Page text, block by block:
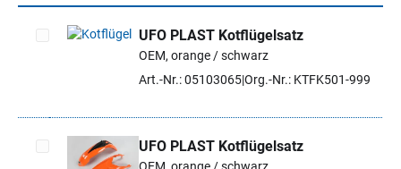
Artikel auswählen
UFO PLAST Kotflügelsatz
OEM, orange / schwarz
Art.-Nr.: 05103065Org.-Nr.: KTFK501-999
UFO PLAST Kotflügelsatz